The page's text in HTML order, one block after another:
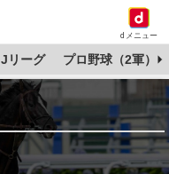
dメニュー
Jリーグ プロ野球（2軍）